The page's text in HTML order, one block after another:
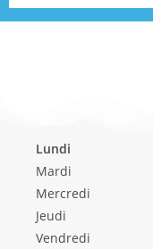
Lundi
Mardi
Mercredi
Jeudi
Vendredi